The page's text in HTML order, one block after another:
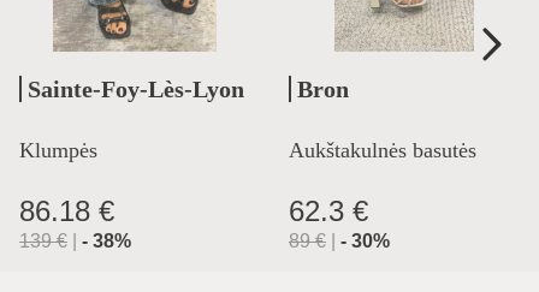
Sainte-Foy-Lès-Lyon
Klumpės
86.18 €
139€ - 38%
Bron
Aukštakulnės basutės
62.3 €
89€ - 30%